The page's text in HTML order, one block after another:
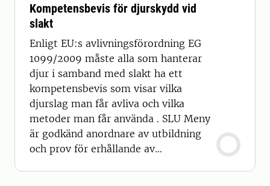
Kompetensbevis för djurskydd vid
slakt
Enligt EU:s avlivningsförordning EG
1099/2009 måste alla som hanterar
djur i samband med slakt ha ett
kompetensbevis som visar vilka
djurslag man får avliva och vilka
metoder man får använda . SLU Meny
är godkänd anordnare av utbildning
och prov för erhållande av